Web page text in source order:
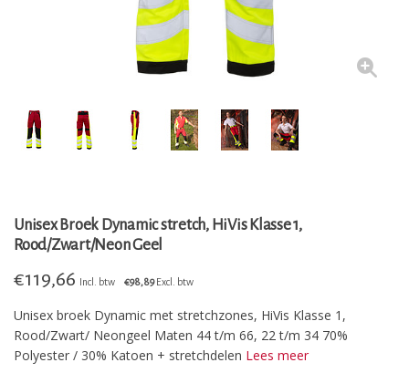
Unisex Broek Dynamic stretch, HiVis Klasse 1,
Rood/Zwart/Neon Geel
€119,66 Incl. btw €98,89Excl. btw
Unisex broek Dynamic met stretchzones, HiVis Klasse 1,
Rood/Zwart/ Neongeel Maten 44 t/m 66, 22 t/m 34 70%
Polyester / 30% Katoen + stretchdelen Lees meer